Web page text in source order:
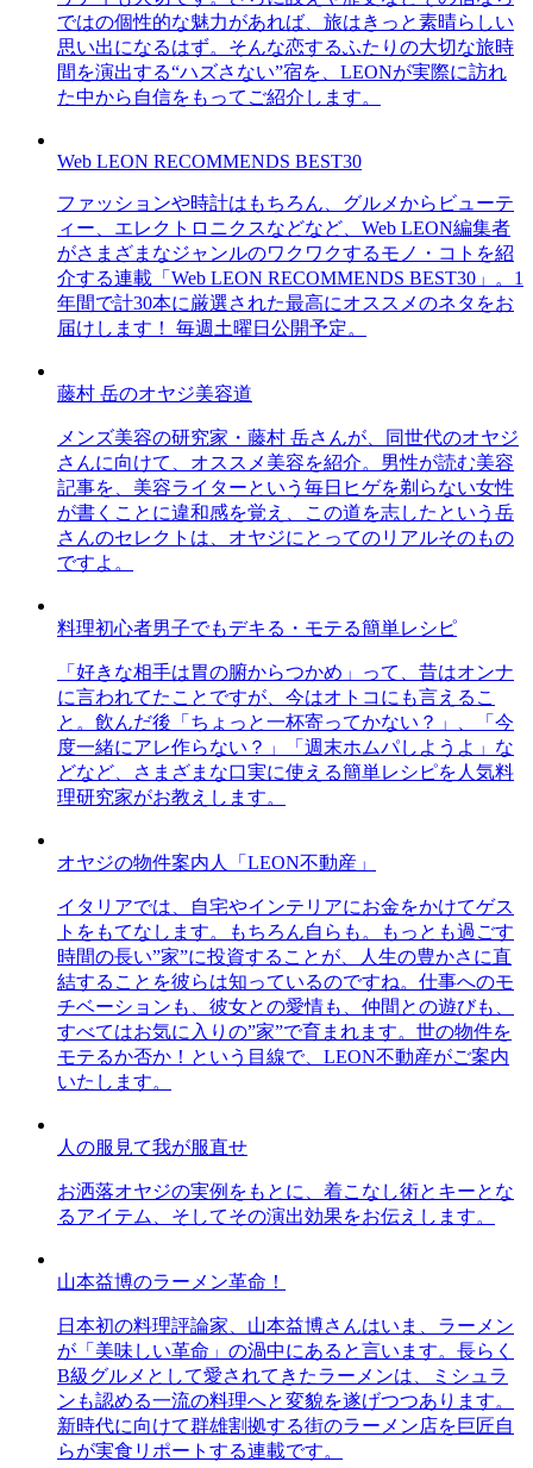
ではの個性的な魅力があれば、旅はきっと素晴らしい
思い出になるはず。そんな恋するふたりの大切な旅時
間を演出する“ハズさない”宿を、LEONが実際に訪れ
た中から自信をもってご紹介します。
Web LEON RECOMMENDS BEST30
ファッションや時計はもちろん、グルメからビューテ
ィー、エレクトロニクスなどなど、Web LEON編集者
がさまざまなジャンルのワクワクするモノ・コトを紹
介する連載「Web LEON RECOMMENDS BEST30」。1
年間で計30本に厳選された最高にオススメのネタをお
届けします！ 毎週土曜日公開予定。
藤村 岳のオヤジ美容道
メンズ美容の研究家・藤村 岳さんが、同世代のオヤジ
さんに向けて、オススメ美容を紹介。男性が読む美容
記事を、美容ライターという毎日ヒゲを剃らない女性
が書くことに違和感を覚え、この道を志したという岳
さんのセレクトは、オヤジにとってのリアルそのもの
ですよ。
料理初心者男子でもデキる・モテる簡単レシピ
「好きな相手は胃の腑からつかめ」って、昔はオンナ
に言われてたことですが、今はオトコにも言えるこ
と。飲んだ後「ちょっと一杯寄ってかない？」、「今
度一緒にアレ作らない？」「週末ホムパしようよ」な
どなど、さまざまな口実に使える簡単レシピを人気料
理研究家がお教えします。
オヤジの物件案内人「LEON不動産」
イタリアでは、自宅やインテリアにお金をかけてゲス
トをもてなします。もちろん自らも。もっとも過ごす
時間の長い”家”に投資することが、人生の豊かさに直
結することを彼らは知っているのですね。仕事へのモ
チベーションも、彼女との愛情も、仲間との遊びも、
すべてはお気に入りの”家”で育まれます。世の物件を
モテるか否か！という目線で、LEON不動産がご案内
いたします。
人の服見て我が服直せ
お洒落オヤジの実例をもとに、着こなし術とキーとな
るアイテム、そしてその演出効果をお伝えします。
山本益博のラーメン革命！
日本初の料理評論家、山本益博さんはいま、ラーメン
が「美味しい革命」の渦中にあると言います。長らく
B級グルメとして愛されてきたラーメンは、ミシュラ
ンも認める一流の料理へと変貌を遂げつつあります。
新時代に向けて群雄割拠する街のラーメン店を巨匠自
らが実食リポートする連載です。